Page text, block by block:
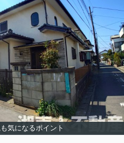
も気になるポイント